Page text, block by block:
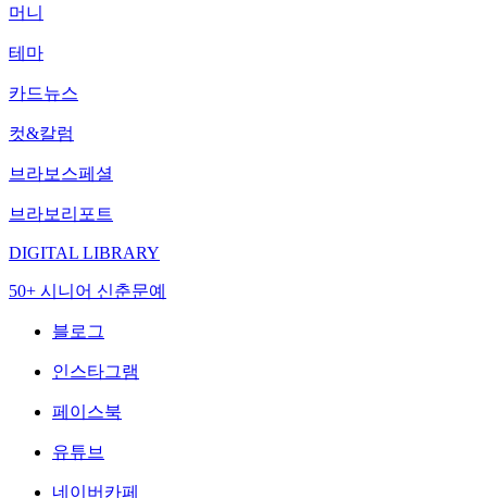
머니
테마
카드뉴스
컷&칼럼
브라보스페셜
브라보리포트
DIGITAL LIBRARY
50+ 시니어 신춘문예
블로그
인스타그램
페이스북
유튜브
네이버카페